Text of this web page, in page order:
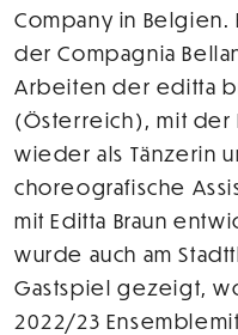
Company in Belgien.
der Compagnia
Arbeiten der editta
(Österreich), mit der
wieder als Tänzerin
choreografische
mit Editta Braun
wurde auch am
Gastspiel gezeigt,
2022/23